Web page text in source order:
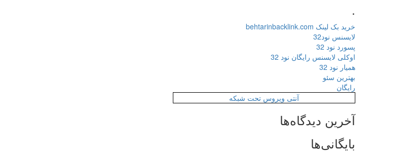
.
خرید بک لینک behtarinbacklink.com
لایسنس نود32
پسورد نود 32
اوکلی لایسنس رایگان نود 32
همیار نود 32
بهترین سئو
رایگان
آنتی ویروس تحت شبکه
آخرین دیدگاه‌ها
بایگانی‌ها